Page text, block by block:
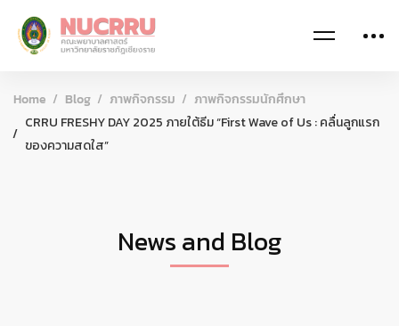
Home Blog ภาพกิจกรรม
ภาพกิจกรรมนักศึกษา
CRRU FRESHY DAY 2025 ภายใต้ธีม “First Wave of Us : คลื่นลูกแรก
ของความสดใส”
News and Blog